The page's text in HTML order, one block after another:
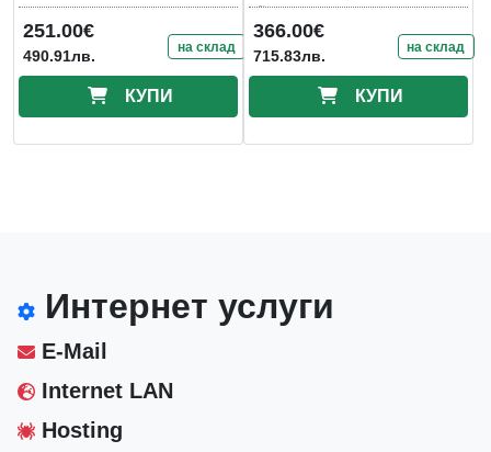
251.00€
490.91лв. на склад
КУПИ
(flat
366.00€
715.83лв. на склад
КУПИ
Интернет услуги
E-Mail
Internet LAN
Hosting